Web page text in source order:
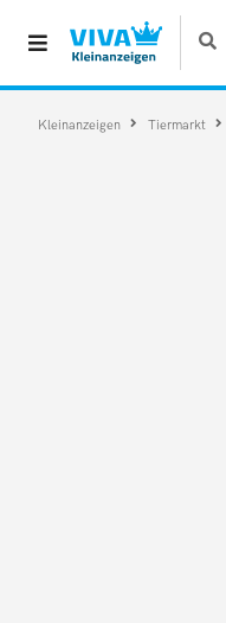
Kleinanzeigen Tiermarkt